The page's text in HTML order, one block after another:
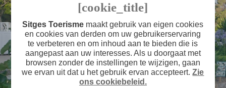
[cookie_title]
Sitges Toerisme maakt gebruik van eigen cookies
en cookies van derden om uw gebruikerservaring
te verbeteren en om inhoud aan te bieden die is
aangepast aan uw interesses. Als u doorgaat met
browsen zonder de instellingen te wijzigen, gaan
we ervan uit dat u het gebruik ervan accepteert.Zie
ons cookiebeleid.